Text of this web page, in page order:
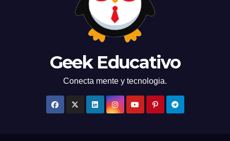
Geek Educativo
Conecta mente y tecnologia.